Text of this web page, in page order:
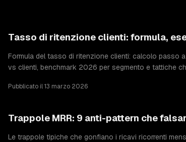
Tasso di ritenzione clienti: formula,
Formula del tasso di ritenzione clienti: calcolo passo
vs clienti, benchmark 2026 per segmento e tattiche
Pubblicato il 13 marzo 2026
Trappole MRR: 9 anti-pattern che
Le trappole tipiche che gonfiano i ricavi ricorrenti